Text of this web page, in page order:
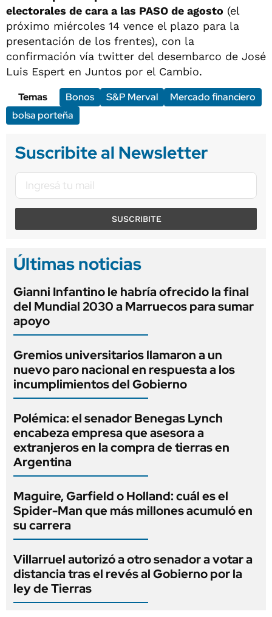
electorales de cara a las PASO de agosto (el
próximo miércoles 14 vence el plazo para la
presentación de los frentes), con la
confirmación vía twitter del desembarco de José
Luis Espert en Juntos por el Cambio.
Temas
Bonos S&P Merval
Mercado financiero
bolsa porteña
Suscribite al Newsletter
SUSCRIBITE
Últimas noticias
Gianni Infantino le habría ofrecido la final
del Mundial 2030 a Marruecos para sumar
apoyo
Gremios universitarios llamaron a un
nuevo paro nacional en respuesta a los
incumplimientos del Gobierno
Polémica: el senador Benegas Lynch
encabeza empresa que asesora a
extranjeros en la compra de tierras en
Argentina
Maguire, Garfield o Holland: cuál es el
Spider-Man que más millones acumuló en
su carrera
Villarruel autorizó a otro senador a votar a
distancia tras el revés al Gobierno por la
ley de Tierras